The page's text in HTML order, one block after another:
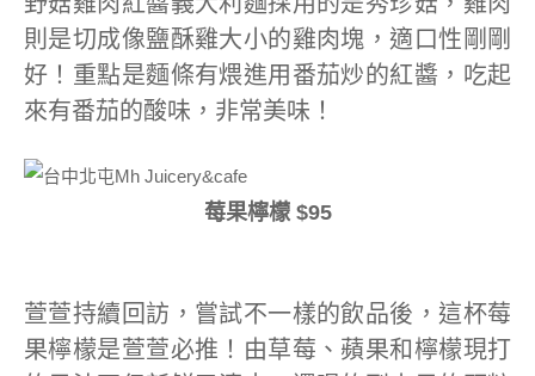
則是切成像鹽酥雞大小的雞肉塊，適口性剛剛
好！重點是麵條有煨進用番茄炒的紅醬，吃起
來有番茄的酸味，非常美味！
莓果檸檬 $95
萱萱持續回訪，嘗試不一樣的飲品後，這杯莓
果檸檬是萱萱必推！由草莓、蘋果和檸檬現打